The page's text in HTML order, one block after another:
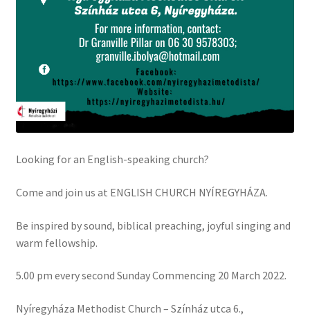
2011 – Igehirdetések
2013 – Igehirdetések
2014 – Igehirdetések
John Wesley prédikációk
Looking for an English-speaking church?
Come and join us at ENGLISH CHURCH NYÍREGYHÁZA.
Be inspired by sound, biblical preaching, joyful singing and
warm fellowship.
5.00 pm every second Sunday Commencing 20 March 2022.
Nyíregyháza Methodist Church – Színház utca 6.,